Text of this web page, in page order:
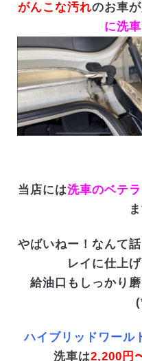
がんこな汚れのお車
に洗車
当店には洗車のベテ
やばいねー！なんて
レイに仕上
給油口もしっかり
ハイブリッドワール
洗車は2,200円